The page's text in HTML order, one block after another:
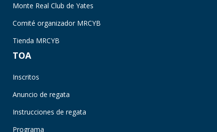
Monte Real Club de Yates
Comité organizador MRCYB
Tienda MRCYB
TOA
Inscritos
Anuncio de regata
Instrucciones de regata
Programa